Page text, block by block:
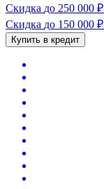
Скидка до 250 000 ₽
Скидка до 150 000 ₽
Купить в кредит